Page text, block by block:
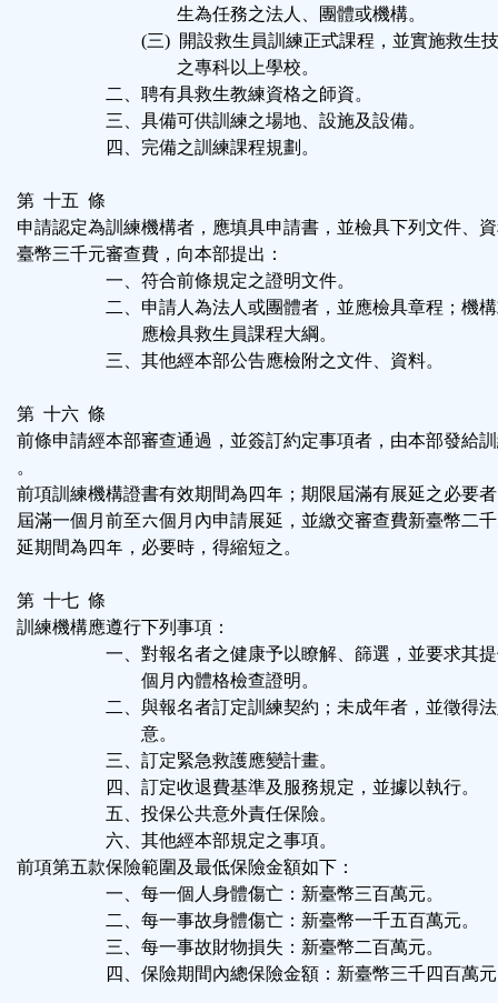
生為任務之法人、團體或機構。
(三) 開設救生員訓練正式課程，並實施救生技
之專科以上學校。
二、聘有具救生教練資格之師資。
三、具備可供訓練之場地、設施及設備。
四、完備之訓練課程規劃。
第 十五 條
申請認定為訓練機構者，應填具申請書，並檢具下列文件、
臺幣三千元審查費，向本部提出：
一、符合前條規定之證明文件。
二、申請人為法人或團體者，並應檢具章程；機構
應檢具救生員課程大綱。
三、其他經本部公告應檢附之文件、資料。
第 十六 條
前條申請經本部審查通過，並簽訂約定事項者，由本部發給
。
前項訓練機構證書有效期間為四年；期限屆滿有展延之必要
屆滿一個月前至六個月內申請展延，並繳交審查費新臺幣二
延期間為四年，必要時，得縮短之。
第 十七 條
訓練機構應遵行下列事項：
一、對報名者之健康予以瞭解、篩選，並要求其提
個月內體格檢查證明。
二、與報名者訂定訓練契約；未成年者，並徵得法
意。
三、訂定緊急救護應變計畫。
四、訂定收退費基準及服務規定，並據以執行。
五、投保公共意外責任保險。
六、其他經本部規定之事項。
前項第五款保險範圍及最低保險金額如下：
一、每一個人身體傷亡：新臺幣三百萬元。
二、每一事故身體傷亡：新臺幣一千五百萬元。
三、每一事故財物損失：新臺幣二百萬元。
四、保險期間內總保險金額：新臺幣三千四百萬元